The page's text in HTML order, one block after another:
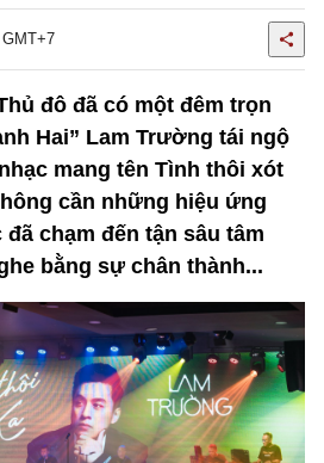
đô đã có một đêm trọn
Hai” Lam Trường tái ngộ
mang tên Tình thôi xót
cần những hiệu ứng
chạm đến tận sâu tâm
bằng sự chân thành...